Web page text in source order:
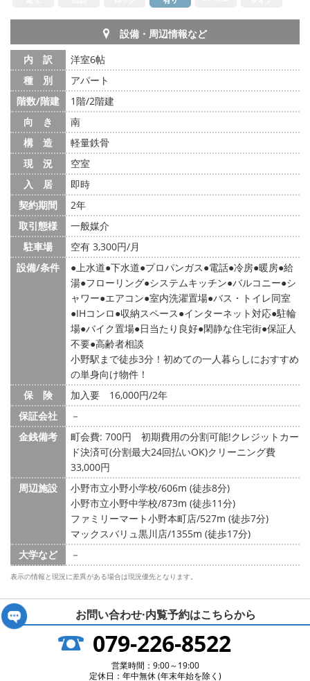
設備・周辺情報など
内 訳
洋室6帖
種 別
アパート
階数/階建
1階/2階建
向 き
南
構 造
軽量鉄骨
現 況
空室
入 居
即時
契約期間
2年
取引態様
一般媒介
駐車場
空有 3,300円/月
設備/条件
上水道 下水道 プロパンガス 電話 冷房 暖房 給
湯 フローリング システムキッチン バルコニー シ
ャワー エアコン 室内洗濯置場 バス・トイレ同室
IHコンロ 収納スペース インターネット対応 駐輪
場 バイク置場 日当たり良好 閑静な住宅街 保証人
不要 高齢者相談
小野駅まで徒歩3分！初めての一人暮らしにおすすめ
の単身向け物件！
保 険
加入要 16,000円/2年
保証会社
－
金銭備考
町会費: 700円
初期費用の分割可能!クレジットカー
ド決済可(分割最大24回払いOK)クリーニング費
33,000円
周辺施設
小野市立小野小学校/606m (徒歩8分)
小野市立小野中学校/873m (徒歩11分)
ファミリーマート小野本町店/527m (徒歩7分)
マックスバリュ黒川店/1355m (徒歩17分)
大学など
－
表示の情報と現況に差異がある場合は現況優先となります。
お問い合わせ·内覧予約はこちらから
079-226-8522
営業時間：9:00～19:00
定休日：年中無休 (年末年始を除く)